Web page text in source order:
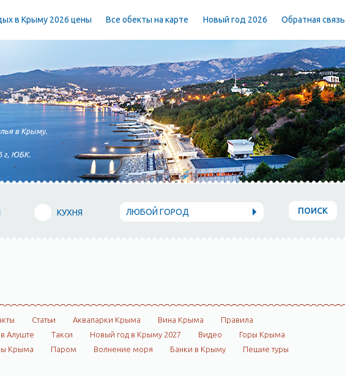
в Крыму 2026 цены Все обекты на карте Новый год 2026 Обратная связь
в Крыму.
г, ЮБК.
КУХНЯ ЛЮБОЙ ГОРОД ПОИСК
Статьи Аквапарки Крыма Вина Крыма
Правила
Алуште Такси Новый год в Крыму 2027 Видео
Горы Крыма
Крыма Паром Волнение моря Банки в Крыму
Пешие туры